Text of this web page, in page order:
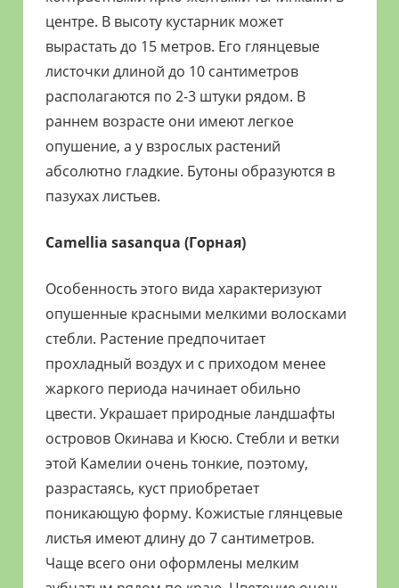
центре. В высоту кустарник может
вырастать до 15 метров. Его глянцевые
листочки длиной до 10 сантиметров
располагаются по 2-3 штуки рядом. В
раннем возрасте они имеют легкое
опушение, а у взрослых растений
абсолютно гладкие. Бутоны образуются в
пазухах листьев.
Camellia sasanqua (Горная)
Особенность этого вида характеризуют
опушенные красными мелкими волосками
стебли. Растение предпочитает
прохладный воздух и с приходом менее
жаркого периода начинает обильно
цвести. Украшает природные ландшафты
островов Окинава и Кюсю. Стебли и ветки
этой Камелии очень тонкие, поэтому,
разрастаясь, куст приобретает
поникающую форму. Кожистые глянцевые
листья имеют длину до 7 сантиметров.
Чаще всего они оформлены мелким